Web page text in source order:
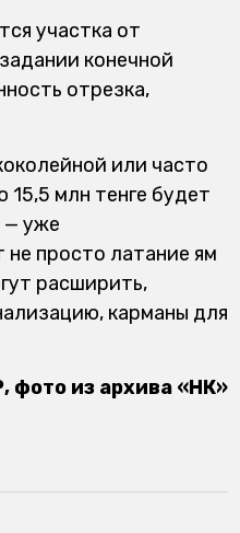
участка от
конечной
отрезка,
или часто
млн тенге будет
— уже
не просто латание ям
расширить,
карманы для
фото из архива «НК»